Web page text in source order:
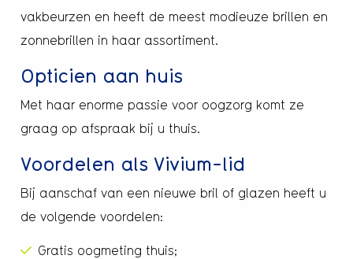
vakbeurzen en heeft de meest modieuze brillen en
zonnebrillen in haar assortiment.
Opticien aan huis
Met haar enorme passie voor oogzorg komt ze
graag op afspraak bij u thuis.
Voordelen als Vivium-lid
Bij aanschaf van een nieuwe bril of glazen heeft u
de volgende voordelen:
Gratis oogmeting thuis;